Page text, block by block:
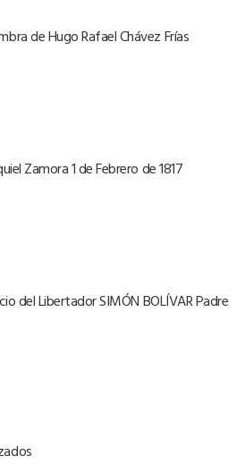
de Hugo Rafael Chávez Frías
Zamora 1 de Febrero de 1817
del Libertador SIMÓN BOLÍVAR Padre